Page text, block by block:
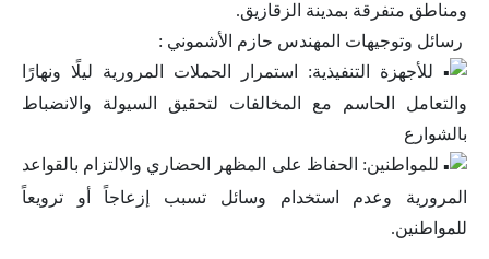
ومناطق متفرقة بمدينة الزقازيق.
رسائل وتوجيهات المهندس حازم الأشموني :
للأجهزة التنفيذية: استمرار الحملات المرورية ليلًا ونهارًا
والتعامل الحاسم مع المخالفات لتحقيق السيولة والانضباط
بالشوارع
للمواطنين: الحفاظ على المظهر الحضاري والالتزام بالقواعد
المرورية وعدم استخدام وسائل تسبب إزعاجاً أو ترويعاً
للمواطنين.